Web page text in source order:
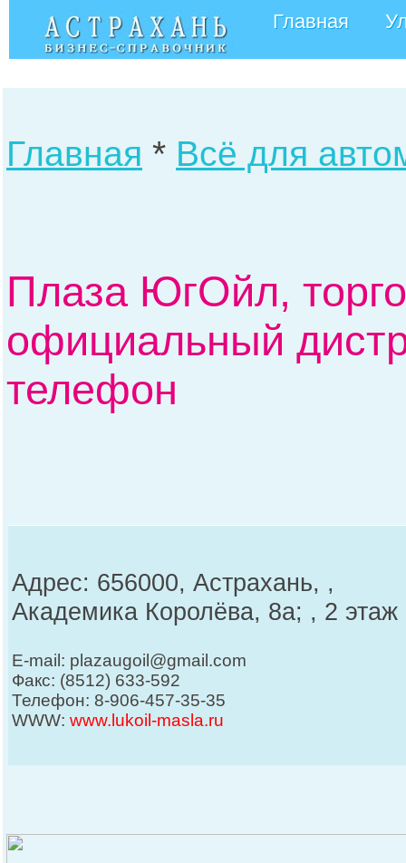
Главная
Главная * Всё для
Плаза ЮгОйл,
официальный
телефон
Адрес: 656000, Астрахань, ,
Академика Королёва, 8а; , 2 этаж
E-mail: plazaugoil@gmail.com
Факс: (8512) 633-592
Телефон: 8-906-457-35-35
WWW: www.lukoil-masla.ru